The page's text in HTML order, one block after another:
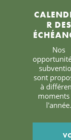
R DES
Nos
sont
à
moments
l'année.